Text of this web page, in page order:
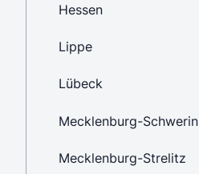
Hessen
Lippe
Lübeck
Mecklenburg-Schwerin
Mecklenburg-Strelitz